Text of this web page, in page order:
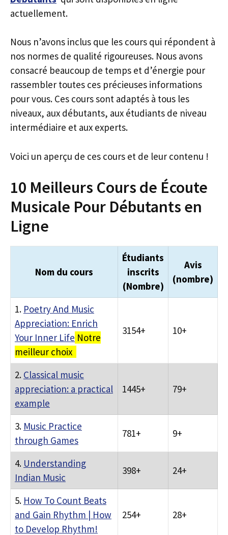
actuellement.
Nous n’avons inclus que les cours qui répondent à
nos normes de qualité rigoureuses. Nous avons
consacré beaucoup de temps et d’énergie pour
rassembler toutes ces précieuses informations
pour vous. Ces cours sont adaptés à tous les
niveaux, aux débutants, aux étudiants de niveau
intermédiaire et aux experts.
Voici un aperçu de ces cours et de leur contenu !
10 Meilleurs Cours de Écoute
Musicale Pour Débutants en
Ligne
Nom du cours
Étudiants
inscrits
(Nombre)
Avis
(nombre)
1. Poetry And Music
Appreciation: Enrich
Your Inner Life Notre
meilleur choix
3154+ 10+
2. Classical music
appreciation: a practical
example
1445+ 79+
3. Music Practice
through Games
781+ 9+
4. Understanding
Indian Music
398+ 24+
5. How To Count Beats
and Gain Rhythm | How
to Develop Rhythm!
254+ 28+